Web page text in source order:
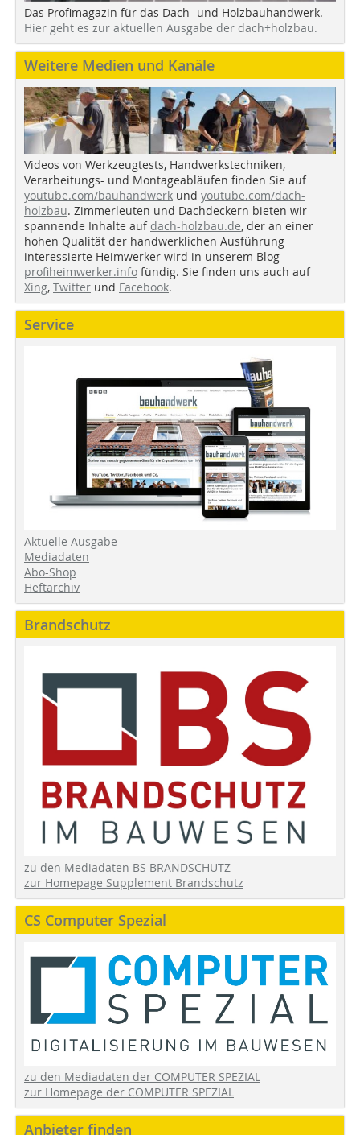
Das Profimagazin für das Dach- und Holzbauhandwerk.
Hier geht es zur aktuellen Ausgabe der dach+holzbau.
Weitere Medien und Kanäle
Videos von Werkzeugtests, Handwerkstechniken,
Verarbeitungs- und Montageabläufen finden Sie auf
youtube.com/bauhandwerk und youtube.com/dach-
holzbau. Zimmerleuten und Dachdeckern bieten wir
spannende Inhalte auf dach-holzbau.de, der an einer
hohen Qualität der handwerklichen Ausführung
interessierte Heimwerker wird in unserem Blog
profiheimwerker.info fündig. Sie finden uns auch auf
Xing, Twitter und Facebook.
Service
Aktuelle Ausgabe
Mediadaten
Abo-Shop
Heftarchiv
Brandschutz
zu den Mediadaten BS BRANDSCHUTZ
zur Homepage Supplement Brandschutz
CS Computer Spezial
zu den Mediadaten der COMPUTER SPEZIAL
zur Homepage der COMPUTER SPEZIAL
Anbieter finden